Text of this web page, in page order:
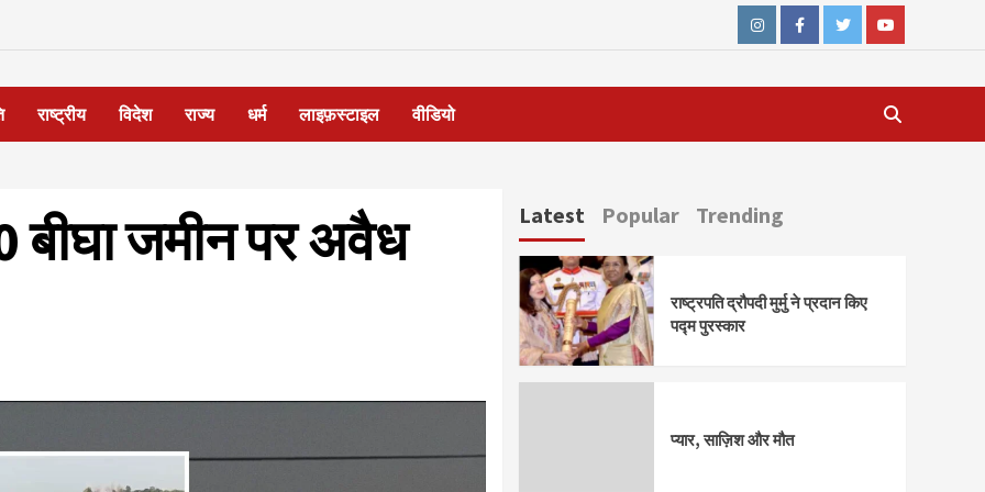
InstagramFacebookTwitterYoutube
राष्ट्रीय विदेश राज्य धर्म लाइफ़स्टाइल वीडियो
बीघा जमीन पर अवैध
Latest Popular Trending
राष्ट्रपति द्रौपदी मुर्मु ने प्रदान किए
पद्म पुरस्कार
प्यार, साज़िश और मौत